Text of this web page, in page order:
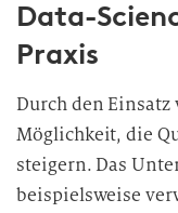
l
i
n
g
i
Data-
Praxis
Durch den
Möglichkeit, die
steigern. Das
beispielsweise